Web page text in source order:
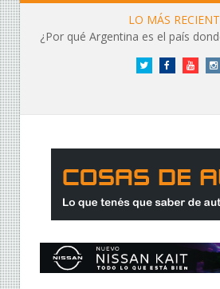
LO MÁS
¿Por qué Argentina es el país
Twitter Facebook